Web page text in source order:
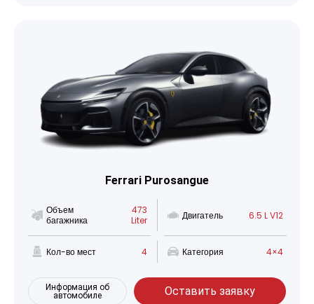
Ferrari Purosangue
Объем
багажника
473
Liter
Двигатель 6.5 L V12
Кол-во мест 4 Категория 4×4
Информация об
автомобиле
Оставить заявку